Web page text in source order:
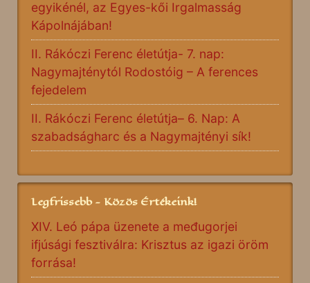
egyikénél, az Egyes-kői Irgalmasság
Kápolnájában!
II. Rákóczi Ferenc életútja- 7. nap:
Nagymajténytól Rodostóig – A ferences
fejedelem
II. Rákóczi Ferenc életútja– 6. Nap: A
szabadságharc és a Nagymajtényi sík!
Legfrissebb - Közös Értékeink!
XIV. Leó pápa üzenete a međugorjei
ifjúsági fesztiválra: Krisztus az igazi öröm
forrása!